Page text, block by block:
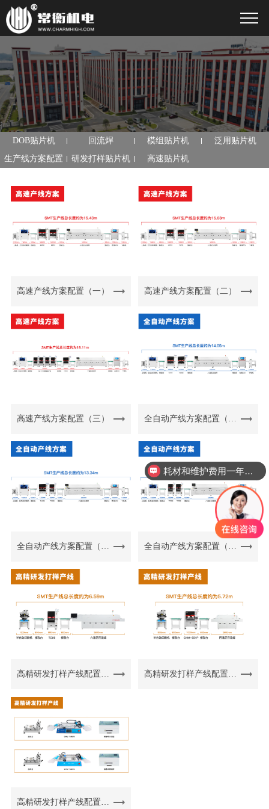
DOB贴片机 回流焊 模组贴片机
泛用贴片机
生产线方案配置
研发打样贴片机 高速贴片机
高速产线方案配置（一） 高速产线方案配置（二）
高速产线方案配置（三）
全自动产线方案配置（二） 全自动产线方案配置（三）
高精研发打样产线配置（一） 高精研发打样产线配置（二）
耗材和维护费用一年需要多少？